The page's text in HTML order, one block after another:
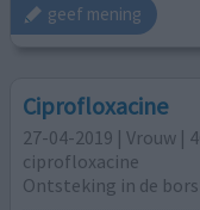
geef mening
Ciprofloxacine
27-04-2019 | Vrouw |
ciprofloxacine
Ontsteking in de